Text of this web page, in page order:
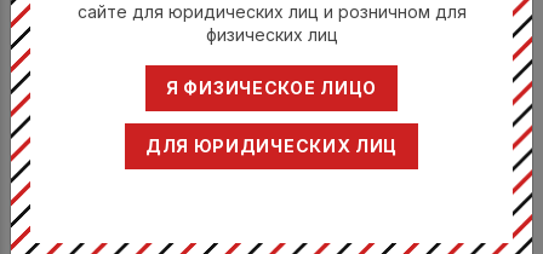
Рамекин d 8 см h 2,5 см,
фарфор
КОМАС / COMAS
7626
Розетка d 11,5 см h 2,5 см,
JADE
Кози & Тренди / Cosy &
Trendy
Цена по запросу
сайте для юридических лиц и розничном для
физических лиц
Я ФИЗИЧЕСКОЕ ЛИЦО
ДЛЯ ЮРИДИЧЕСКИХ ЛИЦ